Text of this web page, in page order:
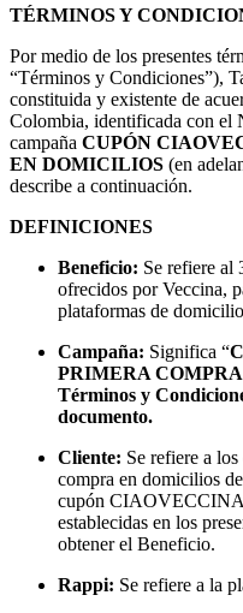
TÉRMINOS Y
Por medio de los presentes
“Términos y Condiciones”),
constituida y existente de
Colombia, identificada con el
campaña CUPÓN
EN DOMICILIOS (en
describe a continuación.
DEFINICIONES
Beneficio: Se refiere al
ofrecidos por Veccina,
plataformas de
Campaña: Significa “
PRIMERA
Términos y
documento.
Cliente: Se refiere a
compra en domicilios
cupón CIAOVECCINA
establecidas en los
obtener el Beneficio.
Rappi: Se refiere a la